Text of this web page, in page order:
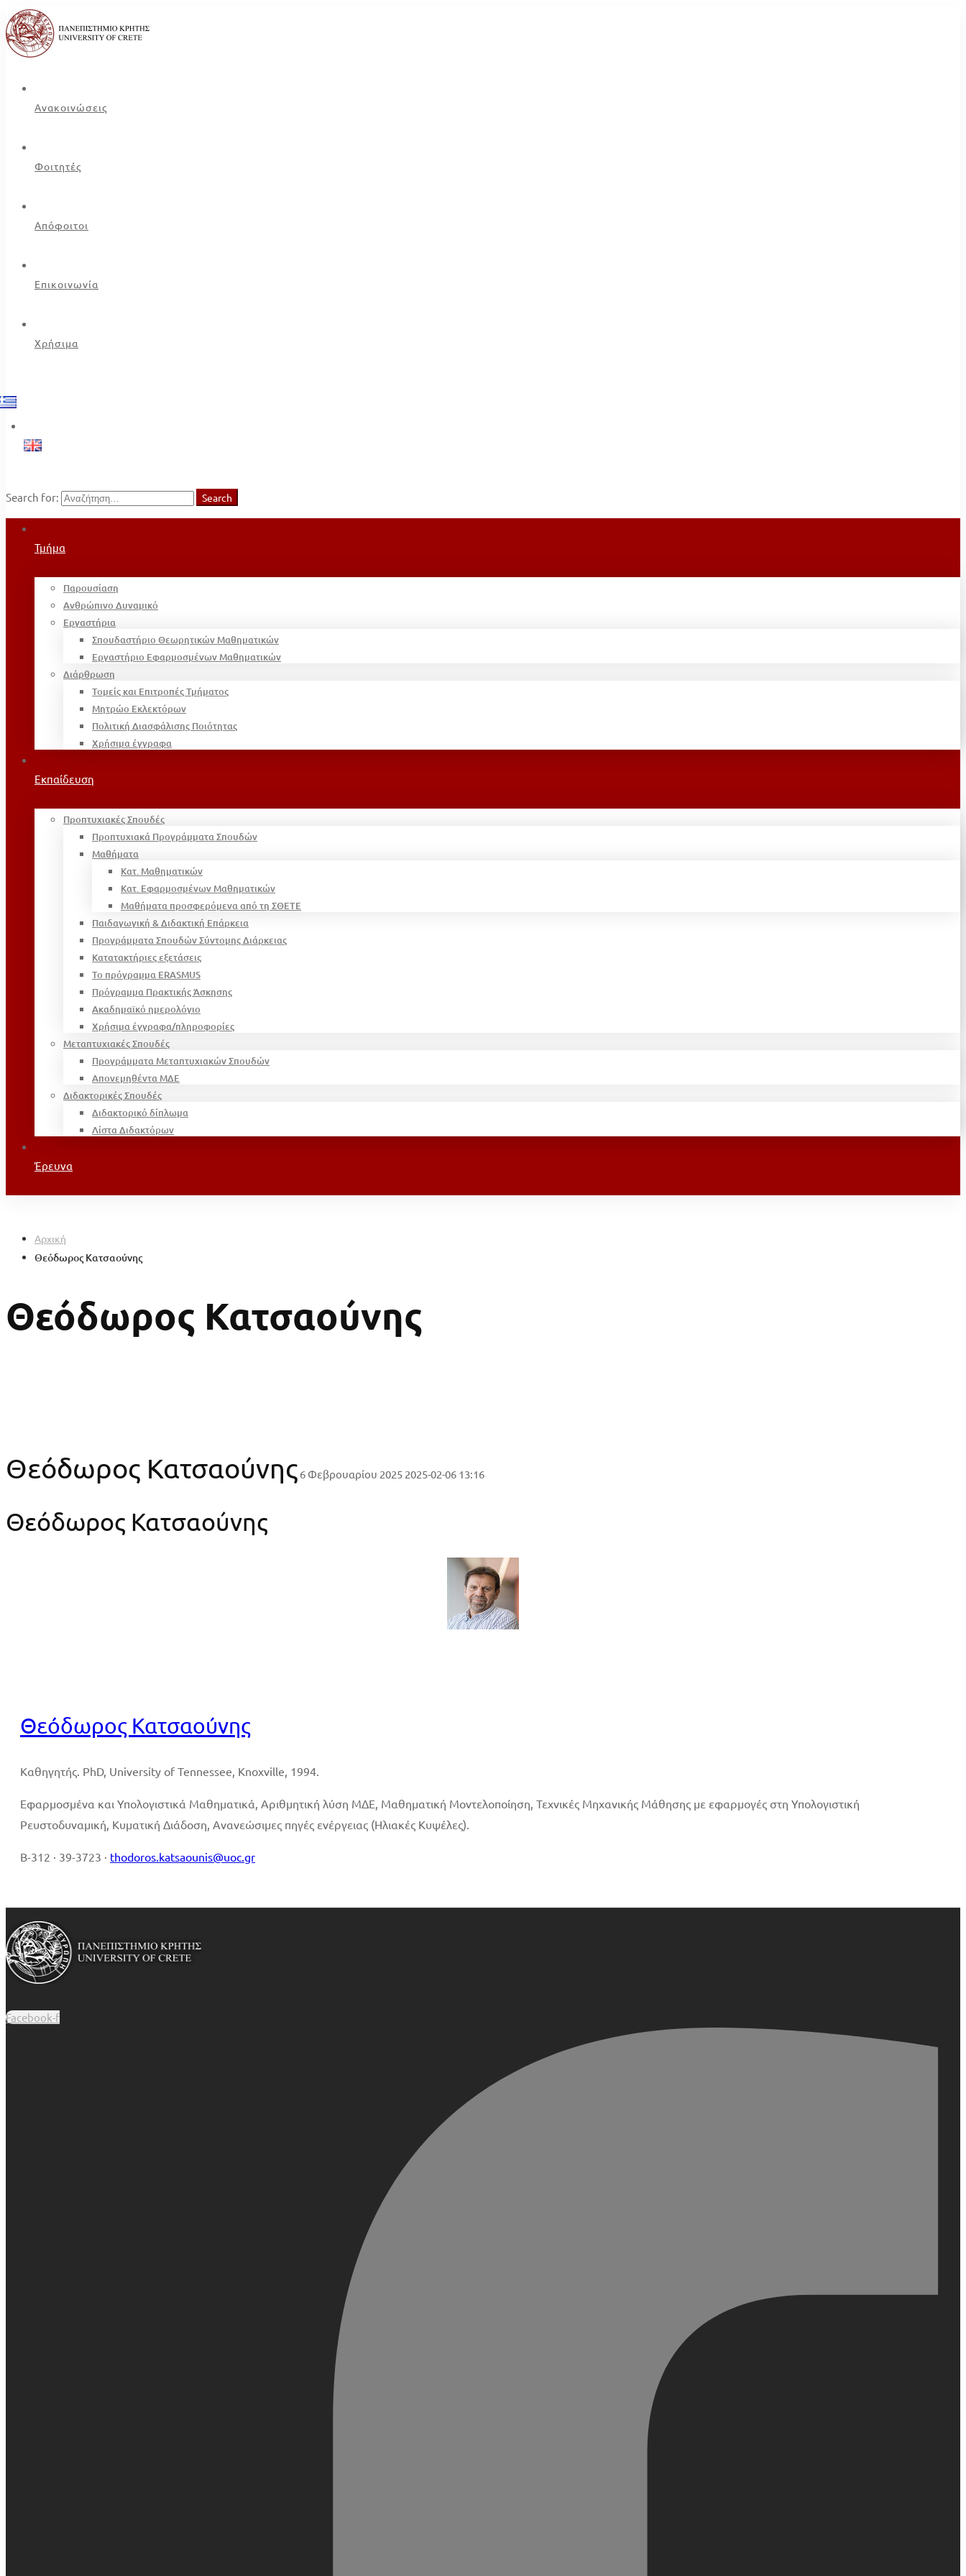
Ανακοινώσεις
Φοιτητές
Απόφοιτοι
Επικοινωνία
Χρήσιμα
Search for: Search
Τμήμα
Παρουσίαση
Ανθρώπινο Δυναμικό
Εργαστήρια
Σπουδαστήριο Θεωρητικών Μαθηματικών
Εργαστήριο Εφαρμοσμένων Μαθηματικών
Διάρθρωση
Τομείς και Επιτροπές Τμήματος
Μητρώο Εκλεκτόρων
Πολιτική Διασφάλισης Ποιότητας
Χρήσιμα έγγραφα
Εκπαίδευση
Προπτυχιακές Σπουδές
Προπτυχιακά Προγράμματα Σπουδών
Μαθήματα
Κατ. Μαθηματικών
Κατ. Εφαρμοσμένων Μαθηματικών
Μαθήματα προσφερόμενα από τη ΣΘΕΤΕ
Παιδαγωγική & Διδακτική Επάρκεια
Προγράμματα Σπουδών Σύντομης Διάρκειας
Κατατακτήριες εξετάσεις
Το πρόγραμμα ERASMUS
Πρόγραμμα Πρακτικής Άσκησης
Ακαδημαϊκό ημερολόγιο
Χρήσιμα έγγραφα/πληροφορίες
Μεταπτυχιακές Σπουδές
Προγράμματα Μεταπτυχιακών Σπουδών
Απονεμηθέντα ΜΔΕ
Διδακτορικές Σπουδές
Διδακτορικό δίπλωμα
Λίστα Διδακτόρων
Έρευνα
Αρχική
Θεόδωρος Κατσαούνης
Θεόδωρος Κατσαούνης
Θεόδωρος Κατσαούνης 6 Φεβρουαρίου 2025 2025-02-06 13:16
Θεόδωρος Κατσαούνης
Θεόδωρος Κατσαούνης
Καθηγητής. PhD, University of Tennessee, Knoxville, 1994.
Εφαρμοσμένα και Υπολογιστικά Μαθηματικά, Αριθμητική λύση ΜΔΕ, Μαθηματική Μοντελοποίηση, Τεχνικές Μηχανικής Μάθησης με εφαρμογές στη Υπολογιστική
Ρευστοδυναμική, Κυματική Διάδοση, Ανανεώσιμες πηγές ενέργειας (Ηλιακές Κυψέλες).
B-312 · 39-3723 · thodoros.katsaounis@uoc.gr
Facebook-f